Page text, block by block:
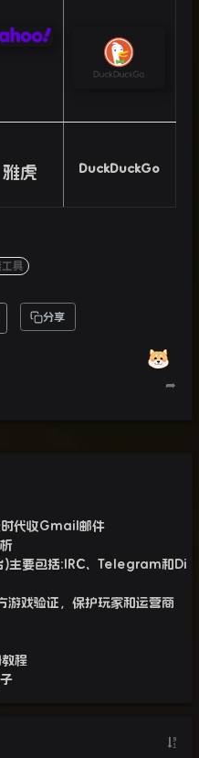
雅虎 DuckDuckGo
工具
分享
➦
代收Gmail邮件
)主要包括:IRC、Telegram和Di
游戏验证，保护玩家和运营商
程